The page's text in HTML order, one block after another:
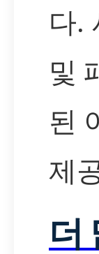
다.
및
된
제
더